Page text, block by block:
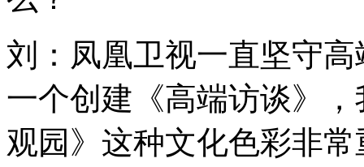
刘：凤凰卫视一直坚守
一个创建《高端访谈》
观园》这种文化色彩非